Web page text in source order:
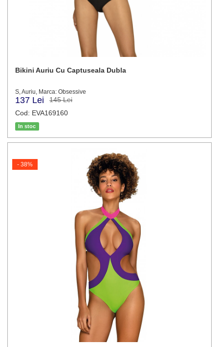
Bikini Auriu Cu Captuseala Dubla
S, Auriu, Marca: Obsessive
137 Lei
145 Lei
Cod: EVA169160
In stoc
- 38%